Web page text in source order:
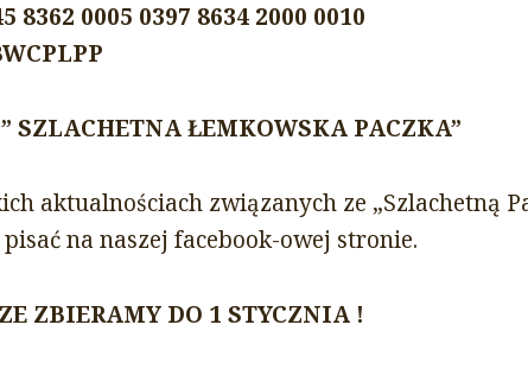
8362 0005 0397 8634 2000 0010
SZLACHETNA ŁEMKOWSKA PACZKA”
aktualnościach związanych ze „Szlachetną
na naszej facebook-owej stronie.
ZBIERAMY DO 1 STYCZNIA !